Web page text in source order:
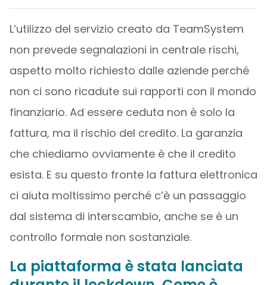
L’utilizzo del servizio creato da TeamSystem
non prevede segnalazioni in centrale rischi,
aspetto molto richiesto dalle aziende perché
non ci sono ricadute sui rapporti con il mondo
finanziario. Ad essere ceduta non è solo la
fattura, ma il rischio del credito. La garanzia
che chiediamo ovviamente è che il credito
esista. E su questo fronte la fattura elettronica
ci aiuta moltissimo perché c’è un passaggio
dal sistema di interscambio, anche se è un
controllo formale non sostanziale.
La piattaforma è stata lanciata